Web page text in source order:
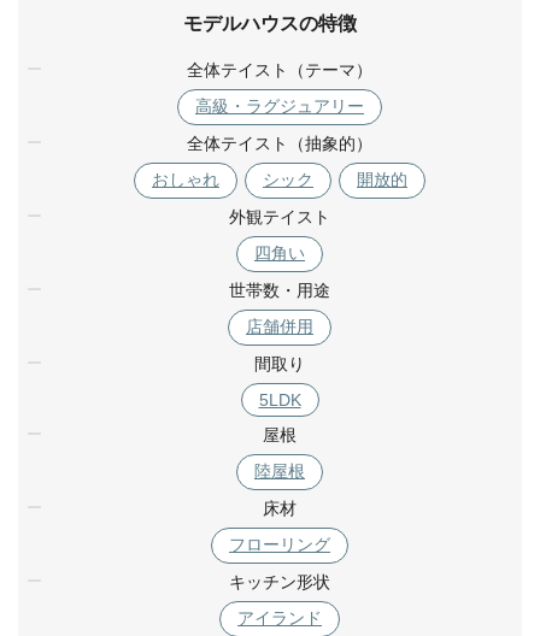
モデルハウスの特徴
全体テイスト（テーマ）
高級・ラグジュアリー
全体テイスト（抽象的）
おしゃれ
シック
開放的
外観テイスト
四角い
世帯数・用途
店舗併用
間取り
5LDK
屋根
陸屋根
床材
フローリング
キッチン形状
アイランド